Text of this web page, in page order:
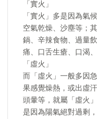
「實火」
「實火」多是因為氣
空氣乾燥、沙塵等；
鍋、辛辣食物、過量
痛、口舌生瘡、口渴、
「虛火」
而「虛火」一般多因
果感覺燥熱，或出虛
頭暈等，就屬「虛火
是因為陽氣絕對過剩